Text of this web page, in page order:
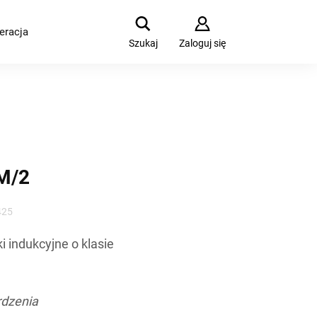
Szukaj Zaloguj się
2
indukcyjne o klasie